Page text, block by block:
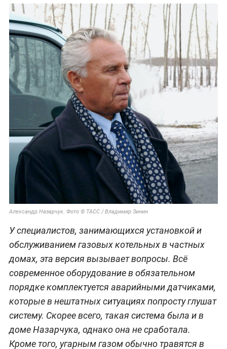
Александр Назарчук. Фото © ТАСС / Владимир Зинин
У специалистов, занимающихся установкой и
обслуживанием газовых котельных в частных
домах, эта версия вызывает вопросы. Всё
современное оборудование в обязательном
порядке комплектуется аварийными датчиками,
которые в нештатных ситуациях попросту глушат
систему. Скорее всего, такая система была и в
доме Назарчука, однако она не сработала.
Кроме того, угарным газом обычно травятся в